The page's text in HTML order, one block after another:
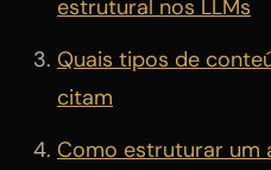
estrutural nos LLMs
Quais tipos de
citam
Como estruturar um